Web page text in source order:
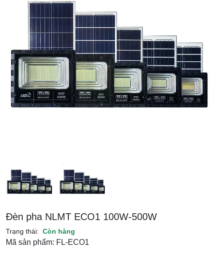
Đèn pha NLMT ECO1 100W-500W
Trạng thái: Còn hàng
Mã sản phẩm: FL-ECO1